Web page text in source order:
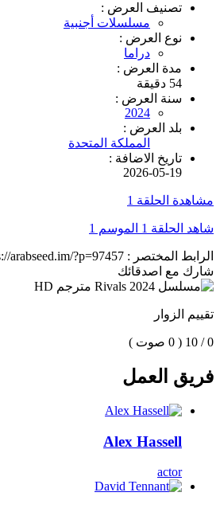
تصنيف العرض :
مسلسلات أجنبية
نوع العرض :
دراما
مدة العرض :
54 دقيقة
سنة العرض :
2024
بلد العرض :
المملكة المتحدة
تاريخ الاضافة :
2026-05-19
مشاهدة الحلقة 1
شاهد الحلقة 1 الموسم 1
الرابط المختصر : arabseed.im/?p=97457
شارك مع اصدقائك
تقييم الزوار
0 / 10 ( 0 صوت )
فريق العمل
Alex Hassell
actor